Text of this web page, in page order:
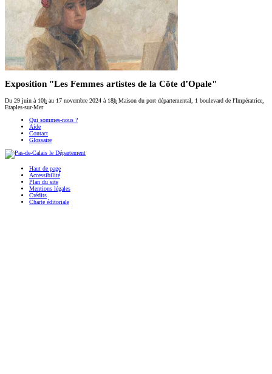
Exposition "Les Femmes artistes de la Côte d’Opale"
Du 29 juin à 10h au 17 novembre 2024 à 18h Maison du port départemental, 1 boulevard de l'Impératrice,
Etaples-sur-Mer
Qui sommes-nous ?
Aide
Contact
Glossaire
Haut de page
Accessibilité
Plan du site
Mentions légales
Crédits
Charte éditoriale